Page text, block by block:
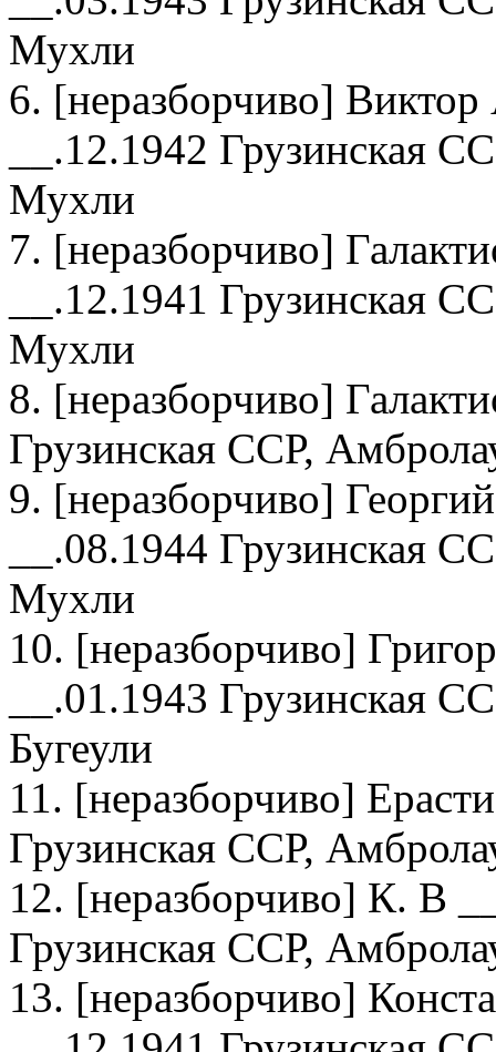
Мухли
6. [неразборчиво]
__.12.1942 Грузинская
Мухли
7. [неразборчиво]
__.12.1941 Грузинская
Мухли
8. [неразборчиво]
Грузинская ССР,
9. [неразборчиво]
__.08.1944 Грузинская
Мухли
10. [неразборчиво]
__.01.1943 Грузинская
Бугеули
11. [неразборчиво]
Грузинская ССР,
12. [неразборчиво] К. В
Грузинская ССР,
13. [неразборчиво]